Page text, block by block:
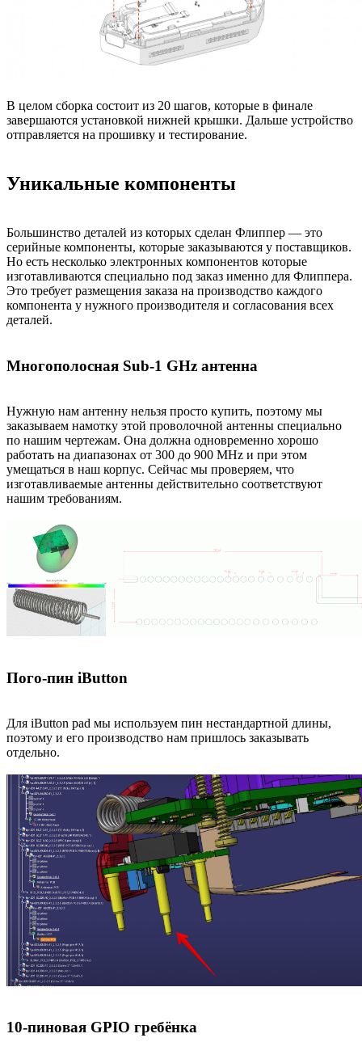
В целом сборка состоит из 20 шагов, которые в финале
завершаются установкой нижней крышки. Дальше устройство
отправляется на прошивку и тестирование.
Уникальные компоненты
Большинство деталей из которых сделан Флиппер — это
серийные компоненты, которые заказываются у поставщиков.
Но есть несколько электронных компонентов которые
изготавливаются специально под заказ именно для Флиппера.
Это требует размещения заказа на производство каждого
компонента у нужного производителя и согласования всех
деталей.
Многополосная Sub-1 GHz антенна
Нужную нам антенну нельзя просто купить, поэтому мы
заказываем намотку этой проволочной антенны специально
по нашим чертежам. Она должна одновременно хорошо
работать на диапазонах от 300 до 900 MHz и при этом
умещаться в наш корпус. Сейчас мы проверяем, что
изготавливаемые антенны действительно соответствуют
нашим требованиям.
Пого-пин iButton
Для iButton pad мы используем пин нестандартной длины,
поэтому и его производство нам пришлось заказывать
отдельно.
10-пиновая GPIO гребёнка